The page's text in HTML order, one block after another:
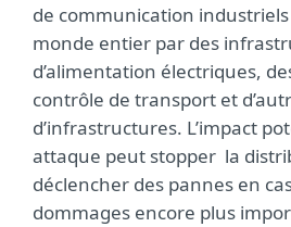
de communication
monde entier par des
d’alimentation électriques,
contrôle de transport et
d’infrastructures. L’impact
attaque peut stopper la
déclencher des pannes en
dommages encore plus